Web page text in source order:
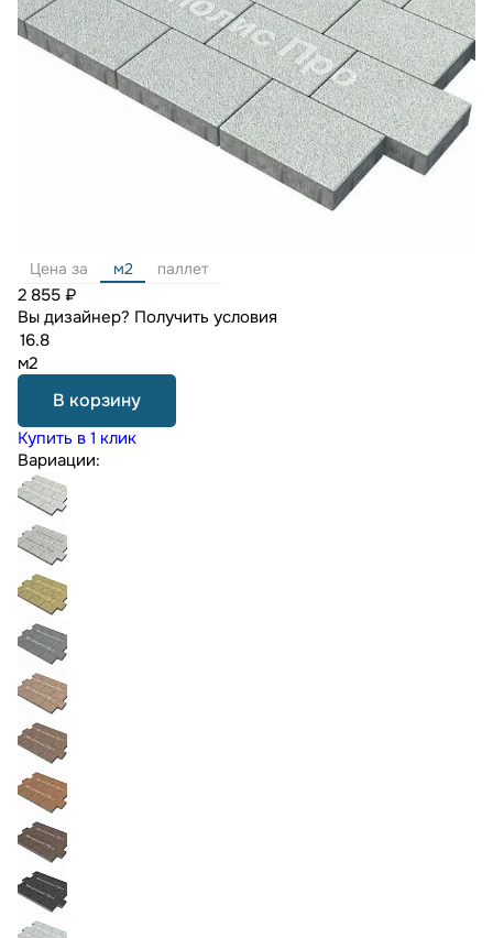
Цена за м2 паллет
2 855 ₽
Вы дизайнер? Получить условия
м2
В корзину
Купить в 1 клик
Вариации: